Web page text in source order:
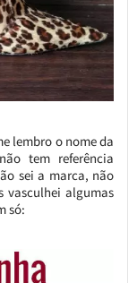
lembro o nome da
tem referência
sei a marca, não
vasculhei algumas
só: